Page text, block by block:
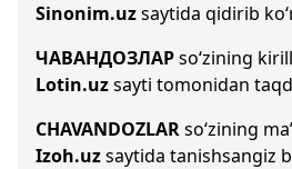
Sinonim.uzsaytida qidirib
ЧАВАНДОЗЛАРso‘zining
Lotin.uzsayti tomonidan
CHAVANDOZLARso‘zining
Izoh.uzsaytida tanishsangiz